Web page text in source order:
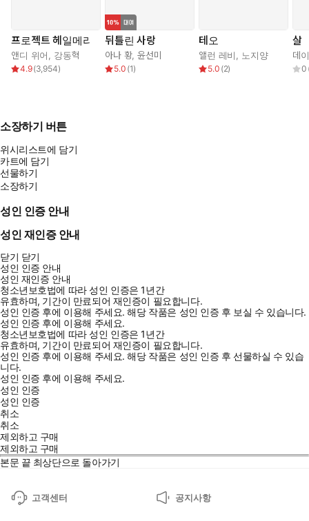
프로젝트 헤일메리
앤디 위어 강동혁
4.9(3,954)
뒤틀린 사랑
아나 황,윤선미
5.0 (1)
테오
앨런 레비 노지양
5.0 (2)
살
데
0
소장하기 버튼
위시리스트에 담기
카트에 담기
선물하기
소장하기
성인 인증 안내
성인 재인증 안내
닫기 닫기
성인 인증 안내
성인 재인증 안내
청소년보호법에 따라 성인 인증은 1년간
유효하며, 기간이 만료되어 재인증이 필요합니다.
성인 인증 후에 이용해 주세요.해당 작품은 성인 인증 후 보실 수 있습니다.
성인 인증 후에 이용해 주세요.
청소년보호법에 따라 성인 인증은 1년간
유효하며, 기간이 만료되어 재인증이 필요합니다.
성인 인증 후에 이용해 주세요.해당 작품은 성인 인증 후 선물하실 수 있습
니다.
성인 인증 후에 이용해 주세요.
성인 인증
성인 인증
취소
취소
제외하고 구매
제외하고 구매
본문 끝 최상단으로 돌아가기
고객센터 공지사항